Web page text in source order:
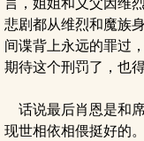
言，姐姐和义父因维
悲剧都从维烈和魔族
间谍背上永远的罪过
期待这个刑罚了，也得
话说最后肖恩是和
现世相依相偎挺好的。